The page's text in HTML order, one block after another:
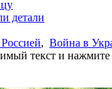
детали
, Война в
текст и